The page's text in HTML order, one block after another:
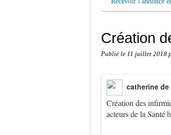
Création
Publié le 11 juillet 2018
Création des
acteurs de la Santé
catherine de